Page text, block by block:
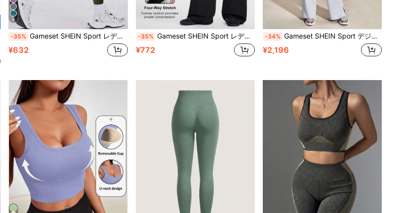
6
-35% Gameset SHEIN Sport レディース 無地 ハイウエスト デイリー フィットネス スポーツレギンス
¥632
-35% Gameset SHEIN Sport レディース 無地 ハイウエスト ルーズ ストレートレッグ カジュアル 多用途 スウェットパンツ
¥772
-34% Gameset SHEIN Sport デジタル柄 レグランスリーブtシャツ&ハイウエスト パンツ スポーツウェア (女性用)
¥2,196